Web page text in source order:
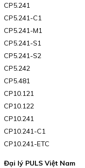
CP5.241
CP5.241-C1
CP5.241-M1
CP5.241-S1
CP5.241-S2
CP5.242
CP5.481
CP10.121
CP10.122
CP10.241
CP10.241-C1
CP10.241-ETC
Đại lý PULS Việt Nam